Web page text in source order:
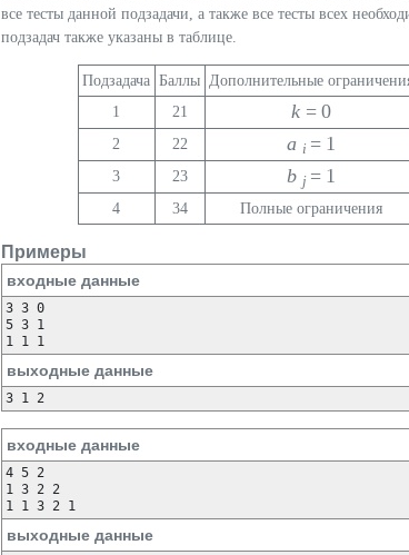
все тесты данной подзадачи, а также все тесты всех
подзадач также указаны в таблице.
Подзадача Баллы Дополнительные
1
21 k = 0
2
22 a i = 1
3
23 b j = 1
4
34 Полные ограничения
Примеры
входные данные
3 3 0
5 3 1
1 1 1
выходные данные
3 1 2
входные данные
4 5 2
1 3 2 2
1 1 3 2 1
выходные данные